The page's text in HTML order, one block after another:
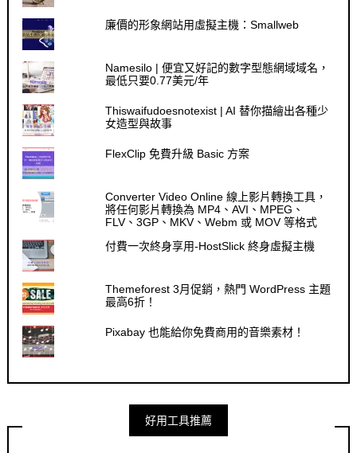
廉價的形象網站用虛擬主機：Smallweb
Namesilo | 便宜又好記的數字型態網域域名，
最低只要0.77美元/年
Thiswaifudoesnotexist | AI 替你描繪出各種少
女造型與故事
FlexClip 免費升級 Basic 方案
Converter Video Online 線上影片轉換工具，
將任何影片轉換為 MP4、AVI、MPEG、
FLV、3GP、MKV、Webm 或 MOV 等格式
付費一次終身享用-HostSlick 終身虛擬主機
Themeforest 3月促銷，熱門 WordPress 主題
最高6折！
Pixabay 也能給你免費商用的音樂素材！
好用工具推薦